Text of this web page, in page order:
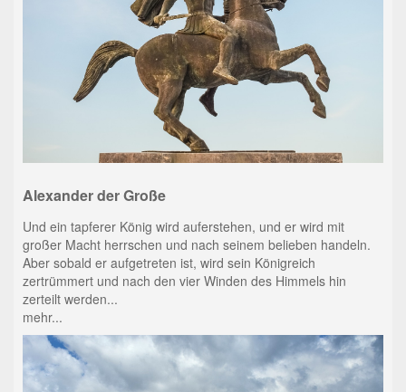
Alexander der Große
Und ein tapferer König wird auferstehen, und er wird mit
großer Macht herrschen und nach seinem belieben handeln.
Aber sobald er aufgetreten ist, wird sein Königreich
zertrümmert und nach den vier Winden des Himmels hin
zerteilt werden...
mehr...